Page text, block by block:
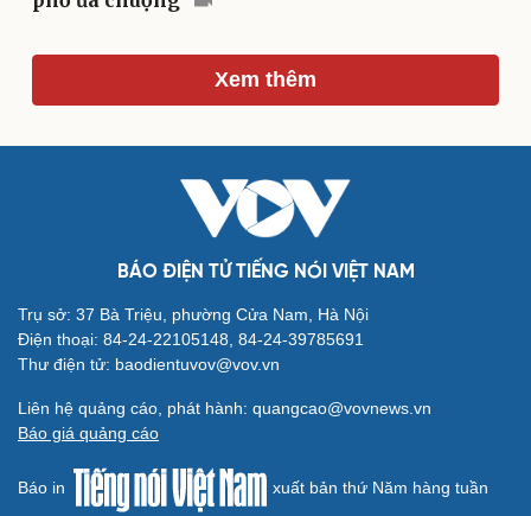
Du lịch
Podcast
Câu chuyện thời sự
Hạt giống tâm hồn
Xem thêm
BÁO ĐIỆN TỬ TIẾNG NÓI VIỆT NAM
Trụ sở: 37 Bà Triệu, phường Cửa Nam, Hà Nội
Điện thoại: 84-24-22105148, 84-24-39785691
Thư điện tử: baodientuvov@vov.vn
Liên hệ quảng cáo, phát hành: quangcao@vovnews.vn
Báo giá quảng cáo
Báo in xuất bản thứ Năm hàng tuần